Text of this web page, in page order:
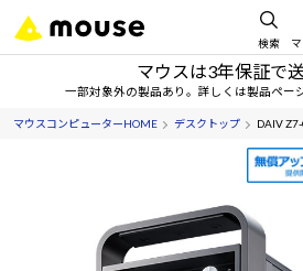
検索
マウスは3年保証で
一部対象外の製品あり。詳しくは製品ペー
マウスコンピューターHOME デスクトップ DAIV